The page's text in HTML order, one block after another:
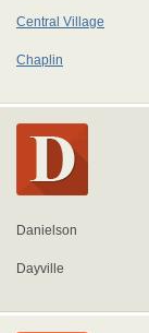
Central Village
Chaplin
Danielson
Dayville